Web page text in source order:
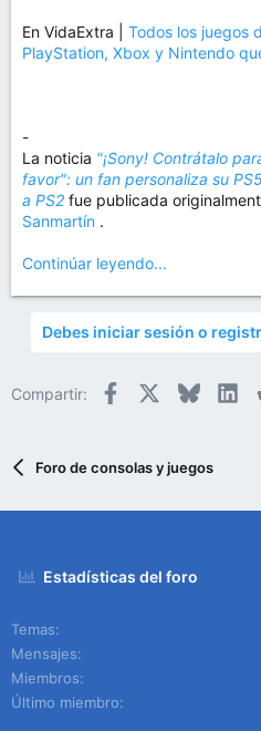
En VidaExtra | Todos los juegos
PlayStation, Xbox y Nintendo
-
La noticia "¡Sony! Contrátalo
favor": un fan personaliza su
a PS2 fue publicada
Sanmartín .
Continúar leyendo...
Debes iniciar sesión o
Compartir: Facebook Bluesky
Foro de consolas y juegos
Estadísticas del foro
Temas
Mensajes
Miembros
Último miembro